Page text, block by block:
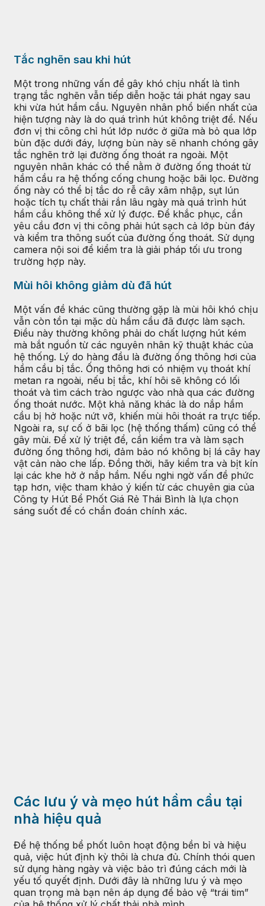
Tắc nghẽn sau khi hút
Một trong những vấn đề gây khó chịu nhất là tình
trạng tắc nghẽn vẫn tiếp diễn hoặc tái phát ngay sau
khi vừa hút hầm cầu. Nguyên nhân phổ biến nhất của
hiện tượng này là do quá trình hút không triệt để. Nếu
đơn vị thi công chỉ hút lớp nước ở giữa mà bỏ qua lớp
bùn đặc dưới đáy, lượng bùn này sẽ nhanh chóng gây
tắc nghẽn trở lại đường ống thoát ra ngoài. Một
nguyên nhân khác có thể nằm ở đường ống thoát từ
hầm cầu ra hệ thống cống chung hoặc bãi lọc. Đường
ống này có thể bị tắc do rễ cây xâm nhập, sụt lún
hoặc tích tụ chất thải rắn lâu ngày mà quá trình hút
hầm cầu không thể xử lý được. Để khắc phục, cần
yêu cầu đơn vị thi công phải hút sạch cả lớp bùn đáy
và kiểm tra thông suốt của đường ống thoát. Sử dụng
camera nội soi để kiểm tra là giải pháp tối ưu trong
trường hợp này.
Mùi hôi không giảm dù đã hút
Một vấn đề khác cũng thường gặp là mùi hôi khó chịu
vẫn còn tồn tại mặc dù hầm cầu đã được làm sạch.
Điều này thường không phải do chất lượng hút kém
mà bắt nguồn từ các nguyên nhân kỹ thuật khác của
hệ thống. Lý do hàng đầu là đường ống thông hơi của
hầm cầu bị tắc. Ống thông hơi có nhiệm vụ thoát khí
metan ra ngoài, nếu bị tắc, khí hôi sẽ không có lối
thoát và tìm cách trào ngược vào nhà qua các đường
ống thoát nước. Một khả năng khác là do nắp hầm
cầu bị hở hoặc nứt vỡ, khiến mùi hôi thoát ra trực tiếp.
Ngoài ra, sự cố ở bãi lọc (hệ thống thấm) cũng có thể
gây mùi. Để xử lý triệt để, cần kiểm tra và làm sạch
đường ống thông hơi, đảm bảo nó không bị lá cây hay
vật cản nào che lấp. Đồng thời, hãy kiểm tra và bịt kín
lại các khe hở ở nắp hầm. Nếu nghi ngờ vấn đề phức
tạp hơn, việc tham khảo ý kiến từ các chuyên gia của
Công ty Hút Bể Phốt Giá Rẻ Thái Bình là lựa chọn
sáng suốt để có chẩn đoán chính xác.
Các lưu ý và mẹo hút hầm cầu tại
nhà hiệu quả
Để hệ thống bể phốt luôn hoạt động bền bỉ và hiệu
quả, việc hút định kỳ thôi là chưa đủ. Chính thói quen
sử dụng hàng ngày và việc bảo trì đúng cách mới là
yếu tố quyết định. Dưới đây là những lưu ý và mẹo
quan trọng mà bạn nên áp dụng để bảo vệ “trái tim”